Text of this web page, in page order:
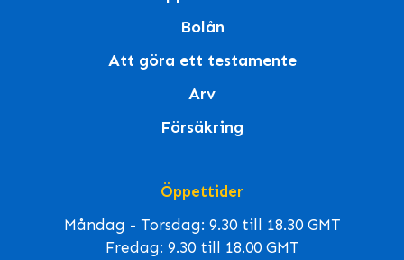
Bolån
Att göra ett testamente
Arv
Försäkring
Öppettider
Måndag - Torsdag: 9.30 till 18.30 GMT
Fredag: 9.30 till 18.00 GMT